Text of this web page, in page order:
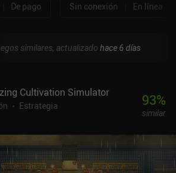
De pago Sin conexión En línea
similares, actualizado hace 6 días
Cultivation Simulator
Estrategia
93%
similar